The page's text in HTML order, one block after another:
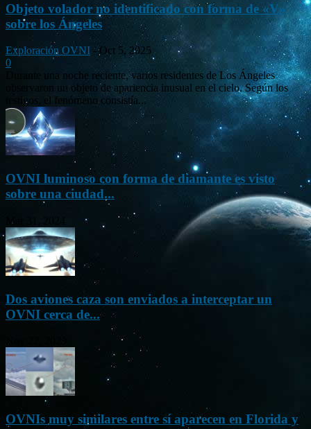
Objeto volador no identificado con forma de «V»
sobre los Ángeles
Exploración OVNI - Oct 5, 2025
0
Durante una noche reciente, varios residentes de Los Ángeles
observaron un objeto de apariencia inusual en el cielo. Según los
testigos, el fenómeno consistía...
OVNI luminoso con forma de diamante es visto
sobre una ciudad...
Mar 31, 2024
Dos aviones caza son enviados a interceptar un
OVNI cerca de...
OVNIs muy similares entre sí aparecen en Florida y